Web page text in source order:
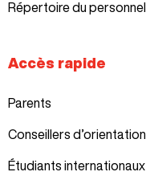
Répertoire du personnel
Accès rapide
Parents
Conseillers d’orientation
Étudiants internationaux